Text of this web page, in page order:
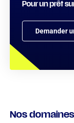
Demander
Pour un prêt
Nos